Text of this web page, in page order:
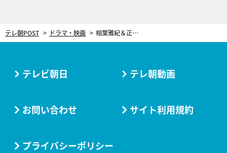
テレ朝POST ドラマ・映画 相葉雅紀＆正門良規ら、松田聖子の名曲を大合唱！世代を超えた“宅飲み”で大盛りあがり＜和田家の男たち＞
テレビ朝日 テレ朝動画
お問い合わせ サイト利用規約
プライバシーポリシー